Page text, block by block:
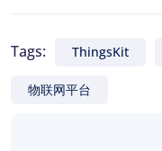
Tags: ThingsKit
物联网平台